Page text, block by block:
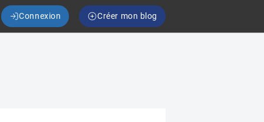
Connexion Créer mon blog